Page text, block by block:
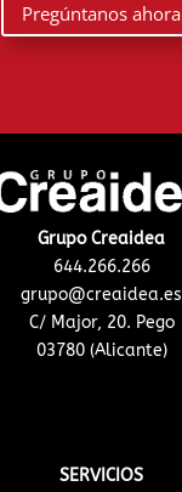
Pregúntanos ahora
Grupo Creaidea
644.266.266
grupo@creaidea.es
C/ Major, 20. Pego
03780 (Alicante)
SERVICIOS